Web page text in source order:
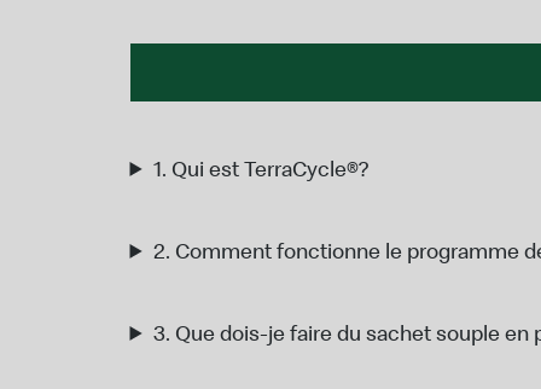
1. Qui est TerraCycle®?
2. Comment fonctionne le programme
3. Que dois-je faire du sachet souple